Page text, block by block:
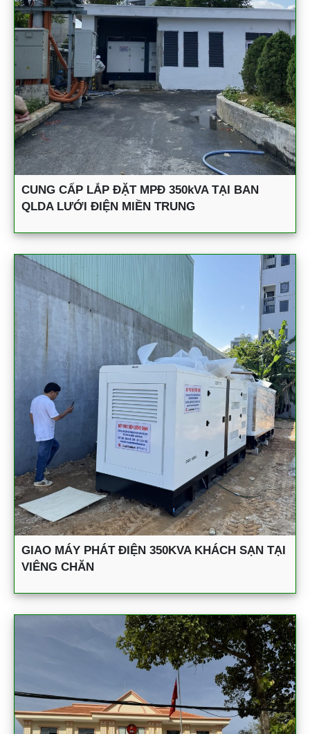
CUNG CẤP LẮP ĐẶT MPĐ 350kVA TẠI BAN
QLDA LƯỚI ĐIỆN MIỀN TRUNG
GIAO MÁY PHÁT ĐIỆN 350KVA KHÁCH SẠN TẠI
VIÊNG CHĂN